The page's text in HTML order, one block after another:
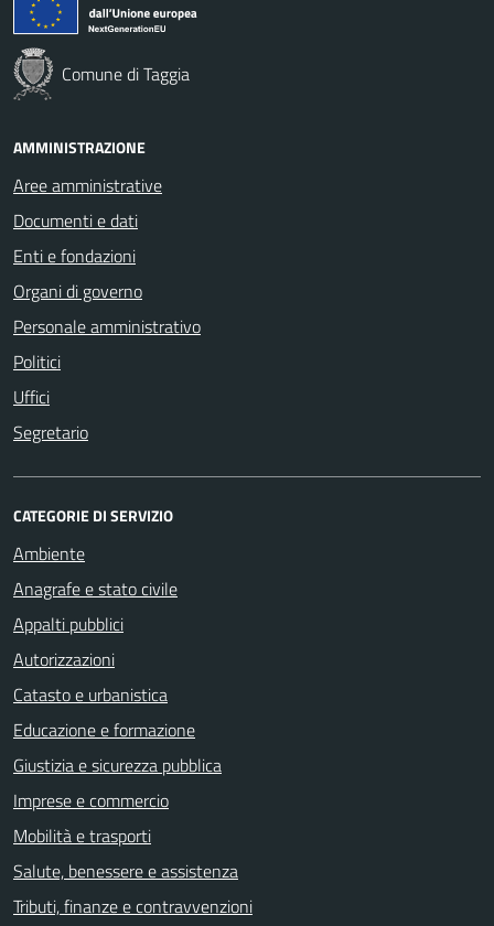
Comune di Taggia
AMMINISTRAZIONE
Aree amministrative
Documenti e dati
Enti e fondazioni
Organi di governo
Personale amministrativo
Politici
Uffici
Segretario
CATEGORIE DI SERVIZIO
Ambiente
Anagrafe e stato civile
Appalti pubblici
Autorizzazioni
Catasto e urbanistica
Educazione e formazione
Giustizia e sicurezza pubblica
Imprese e commercio
Mobilità e trasporti
Salute, benessere e assistenza
Tributi, finanze e contravvenzioni